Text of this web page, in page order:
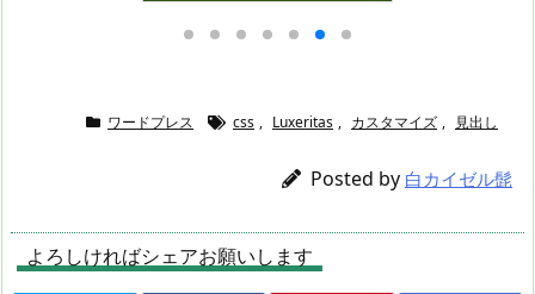
ワードプレス css , Luxeritas , カスタマイズ , 見出し
Posted by 白カイゼル髭
よろしければシェアお願いします